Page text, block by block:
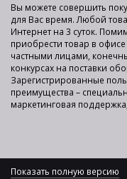
Вы можете совершить
для Вас время. Любой
Интернет на 3 суток.
приобрести товар в
частными лицами,
конкурсах на поставки
Зарегистрированные
преимущества –
маркетинговая
Показать полную версию